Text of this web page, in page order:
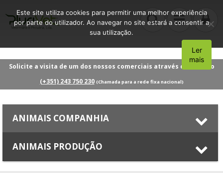
Solicite a visita de um dos nossos comerciais através do número
(+351) 243 750 230 (Chamada para a rede fixa nacional)
ANIMAIS COMPANHIA
ANIMAIS PRODUÇÃO
Este site utiliza cookies para permitir uma melhor experiência
por parte do utilizador. Ao navegar no site estará a consentir a
sua utilização.
Aceito
Ler
mais